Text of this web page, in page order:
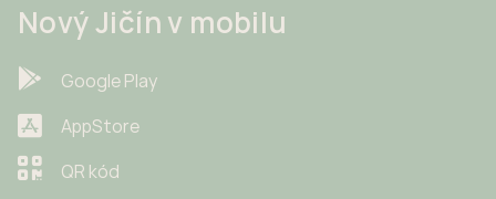
Nový Jičín v mobilu
Google Play
AppStore
QR kód